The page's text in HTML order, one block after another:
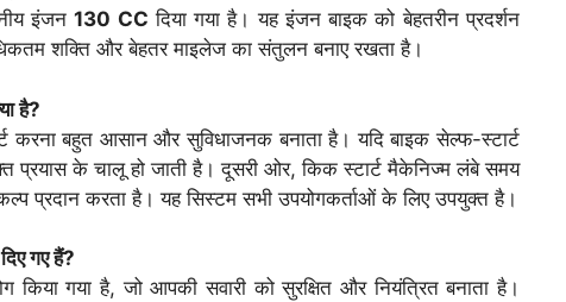
इंजन130 CC दिया गया है। यह इंजन बाइक को बेहतरीन प्रदर्शन
शक्ति और बेहतर माइलेज का संतुलन बनाए रखता है।
है?
करना बहुत आसान और सुविधाजनक बनाता है। यदि बाइक सेल्फ-स्टार्ट
प्रयास के चालू हो जाती है। दूसरी ओर, किक स्टार्ट मैकेनिज्म लंबे समय
प्रदान करता है। यह सिस्टम सभी उपयोगकर्ताओं के लिए उपयुक्त है।
गए हैं?
किया गया है, जो आपकी सवारी को सुरक्षित और नियंत्रित बनाता है।